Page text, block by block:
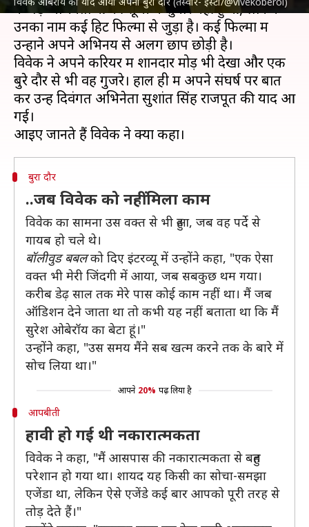
के बड़े अभिनेताओं की सूची में शुमार नहीं हुआ, लेकिन
उनका नाम कई हिट फिल्मों से जुड़ा है। कई फिल्मों में
उन्होंने अपने अभिनय से अलग छाप छोड़ी है।
विवेक ने अपने करियर में शानदार मोड़ भी देखा और एक
बुरे दौर से भी वह गुजरे। हाल ही में अपने संघर्ष पर बात
कर उन्हें दिवंगत अभिनेता सुशांत सिंह राजपूत की याद आ
गई।
बुरा दौर
..जब विवेक को नहीं मिला काम
विवेक का सामना उस वक्त से भी हुआ, जब वह पर्दे से
गायब हो चले थे।
बॉलीवुड बबलको दिए इंटरव्यू में उन्होंने कहा, "एक ऐसा
वक्त भी मेरी जिंदगी में आया, जब सबकुछ थम गया।
करीब डेढ़ साल तक मेरे पास कोई काम नहीं था। मैं जब
ऑडिशन देने जाता था तो कभी यह नहीं बताता था कि मैं
सुरेश ओबेरॉय का बेटा हूं।"
उन्होंने कहा, "उस समय मैंने सब खत्म करने तक के बारे में
सोच लिया था।"
आपने 20% पढ़ लिया है
आपबीती
हावी हो गई थी नकारात्मकता
विवेक ने कहा, "मैं आसपास की नकारात्मकता से बहुत
परेशान हो गया था। शायद यह किसी का सोचा-समझा
एजेंडा था, लेकिन ऐसे एजेंडे कई बार आपको पूरी तरह से
तोड़ देते हैं।"